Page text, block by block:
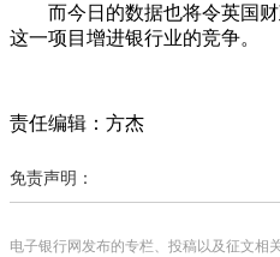
而今日的数据也将令英国财
这一项目增进银行业的竞争。
责任编辑：方杰
免责声明：
电子银行网发布的专栏、投稿以及征文相